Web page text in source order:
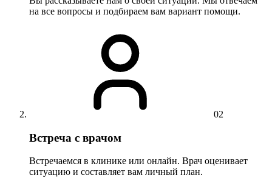
на все вопросы и подбираем вам вариант помощи.
02
Встреча с врачом
Встречаемся в клинике или онлайн. Врач оценивает
ситуацию и составляет вам личный план.